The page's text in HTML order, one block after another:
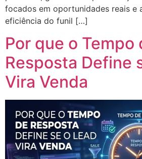
focados em oportunidades reais e
eficiência do funil […]
Por que o Tempo
Resposta Define
Vira Venda